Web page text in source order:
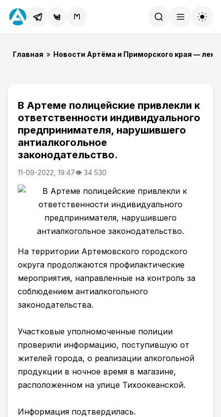
Главная » Новости Артёма и Приморского края —
В Артеме полицейские привлекли к
ответственности индивидуального
предпринимателя, нарушившего
антиалкогольное
законодательство.
11-09-2022, 19:47👁 34 530
На территории Артемовского городского
округа продолжаются профилактические
мероприятия, направленные на контроль за
соблюдением антиалкогольного
законодательства.
Участковые уполномоченные полиции
проверили информацию, поступившую от
жителей города, о реализации алкогольной
продукции в ночное время в магазине,
расположенном на улице Тихоокеанской.
Информация подтвердилась.